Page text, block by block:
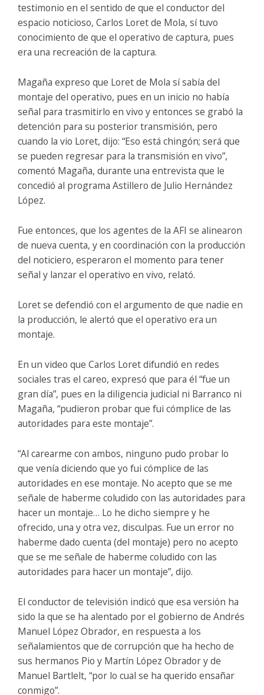
testimonio en el sentido de que el conductor del
espacio noticioso, Carlos Loret de Mola, sí tuvo
conocimiento de que el operativo de captura, pues
era una recreación de la captura.
Magaña expreso que Loret de Mola sí sabía del
montaje del operativo, pues en un inicio no había
señal para trasmitirlo en vivo y entonces se grabó la
detención para su posterior transmisión, pero
cuando la vio Loret, dijo: “Eso está chingón; será que
se pueden regresar para la transmisión en vivo”,
comentó Magaña, durante una entrevista que le
concedió al programa Astillero de Julio Hernández
López.
Fue entonces, que los agentes de la AFI se alinearon
de nueva cuenta, y en coordinación con la producción
del noticiero, esperaron el momento para tener
señal y lanzar el operativo en vivo, relató.
Loret se defendió con el argumento de que nadie en
la producción, le alertó que el operativo era un
montaje.
En un video que Carlos Loret difundió en redes
sociales tras el careo, expresó que para él “fue un
gran día”, pues en la diligencia judicial ni Barranco ni
Magaña, “pudieron probar que fui cómplice de las
autoridades para este montaje”.
“Al carearme con ambos, ninguno pudo probar lo
que venía diciendo que yo fui cómplice de las
autoridades en ese montaje. No acepto que se me
señale de haberme coludido con las autoridades para
hacer un montaje… Lo he dicho siempre y he
ofrecido, una y otra vez, disculpas. Fue un error no
haberme dado cuenta (del montaje) pero no acepto
que se me señale de haberme coludido con las
autoridades para hacer un montaje”, dijo.
El conductor de televisión indicó que esa versión ha
sido la que se ha alentado por el gobierno de Andrés
Manuel López Obrador, en respuesta a los
señalamientos que de corrupción que ha hecho de
sus hermanos Pio y Martín López Obrador y de
Manuel Bartlelt, “por lo cual se ha querido ensañar
conmigo”.